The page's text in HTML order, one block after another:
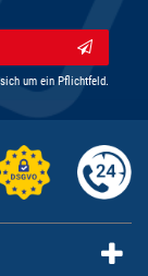
um ein Pflichtfeld.